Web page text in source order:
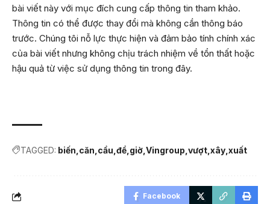
bài viết này với mục đích cung cấp thông tin tham khảo.
Thông tin có thể được thay đổi mà không cần thông báo
trước. Chúng tôi nỗ lực thực hiện và đảm bảo tính chính xác
của bài viết nhưng không chịu trách nhiệm về tổn thất hoặc
hậu quả từ việc sử dụng thông tin trong đây.
TAGGED: biến căn cầu để giờ Vingroup vượt xây xuất
Facebook